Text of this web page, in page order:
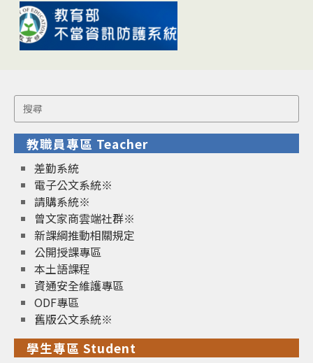
Search
for:
教職員專區 Teacher
差勤系統
電子公文系統※
請購系統※
曾文家商雲端社群※
新課綱推動相關規定
公開授課專區
本土語課程
資通安全維護專區
ODF專區
舊版公文系統※
學生專區 Student